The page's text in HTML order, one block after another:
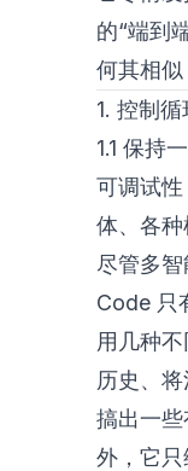
的“端到
何其相似
1. 控制
1.1 保持
可调试
体、各种
尽管多
Code 只
用几种
历史、
搞出一
外，它